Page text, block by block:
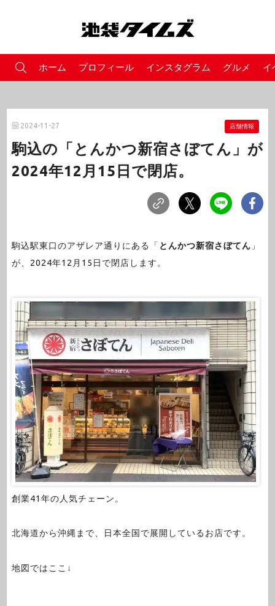
ホーム プロフィール インスタグラム グルメ イ
2024-11-27 店舗情報
駒込の「とんかつ新宿さぼてん」が
2024年12月15日で閉店。
駒込駅東口のアザレア通りにある「 とんかつ新宿さぼてん 」
が、2024年12月15日で閉店します。
創業41年の人気チェーン。
北海道から沖縄まで、日本全国で展開しているお店です。
地図ではここ↓